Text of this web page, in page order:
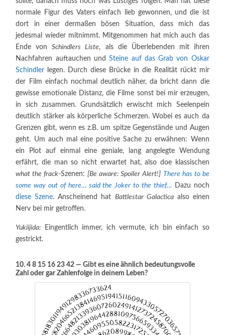
normale Figur des Vaters einfach lieb gewonnen, und die ist
dort in einer dermaßen bösen Situation, dass mich das
jedesmal wieder mitnimmt. Mitgenommen hat mich auch das
Ende vonSchindlers Liste, als die Überlebenden mit ihren
Nachfahren auftauchen undSteine auf das Grab von Oskar
Schindler legen. Durch diese Brücke in die Realität rückt mir
der Film einfach nochmal deutlich näher, da bricht dann die
gewisse emotionale Distanz, die Filme sonst bei mir erzeugen,
in sich zusammen. Grundsätzlich erwischt mich Seelenpein
deutlich stärker als körperliche Schmerzen. Wobei es auch da
Grenzen gibt, wenn es z.B. um spitze Gegenstände und Augen
geht. Um auch mal eine positive Sache zu erwähnen: Wenn
ein Plot auf einmal eine geniale, lang angelegte Wendung
erfährt, die man so nicht erwartet hat, also doe klassischen
what the frack-Szenen:[Be aware: Spoiler Alert!] There has to be
some way out of here… said the Joker to the thief…Dazu noch
diese Szene. Anscheinend hat Battlestar Galacticaalso einen
Nerv bei mir getroffen.
Yukiijida: Eingentlich immer, ich vermute, ich bin einfach so
gestrickt.
10. 4 8 15 16 23 42 — Gibt es eine ähnlich bedeutungsvolle
Zahl oder gar Zahlenfolge in deinem Leben?